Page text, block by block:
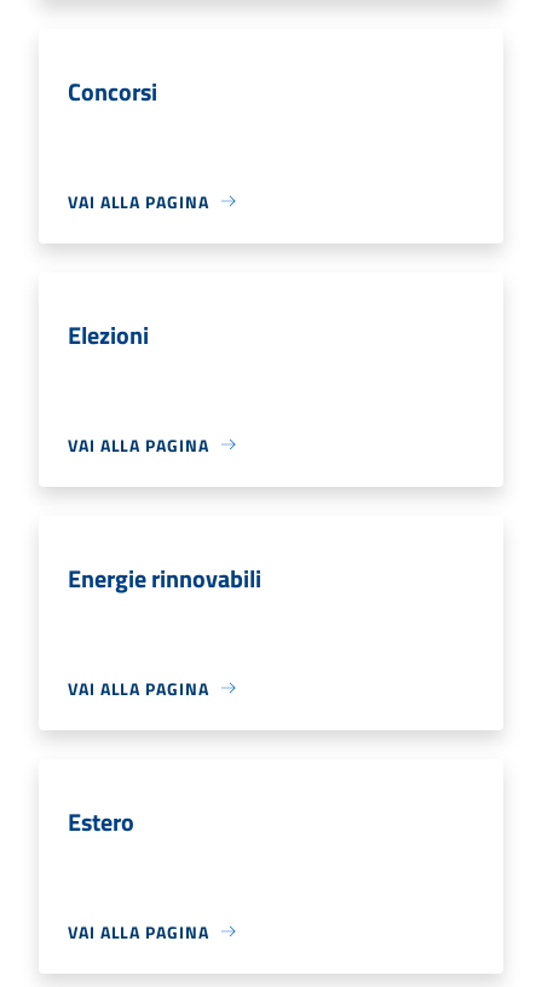
Concorsi
VAI ALLA PAGINA
Elezioni
VAI ALLA PAGINA
Energie rinnovabili
VAI ALLA PAGINA
Estero
VAI ALLA PAGINA